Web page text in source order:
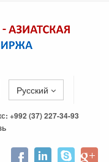
Русский
+992 (37) 227-34-93